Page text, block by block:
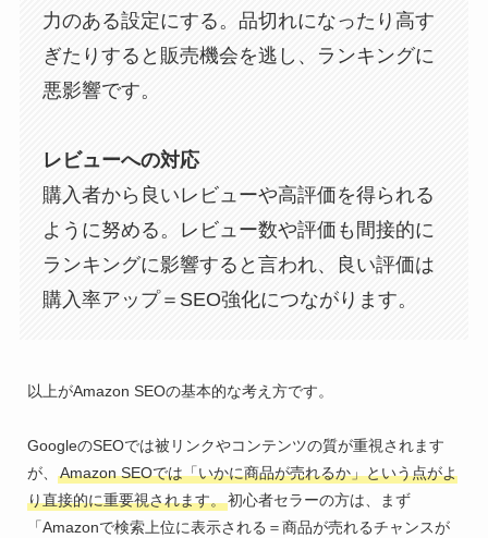
力のある設定にする。品切れになったり高す
ぎたりすると販売機会を逃し、ランキングに
悪影響です。
レビューへの対応
購入者から良いレビューや高評価を得られる
ように努める。レビュー数や評価も間接的に
ランキングに影響すると言われ、良い評価は
購入率アップ＝SEO強化につながります。
以上がAmazon SEOの基本的な考え方です。
GoogleのSEOでは被リンクやコンテンツの質が重視されます
が、
Amazon SEOでは「いかに商品が売れるか」という点がよ
り直接的に重要視されます。初心者セラーの方は、まず
「Amazonで検索上位に表示される＝商品が売れるチャンスが